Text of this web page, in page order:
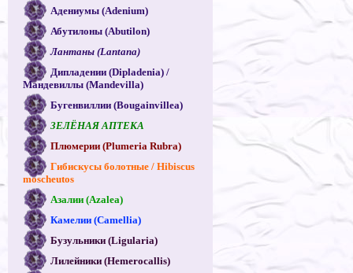
Адениумы (Adenium)
Абутилоны (Abutilon)
Лантаны (Lantana)
Дипладении (Dipladenia) /
Мандевиллы (Mandevilla)
Бугенвиллии (Bougainvillea)
ЗЕЛЁНАЯ АПТЕКА
Плюмерии (Plumeria Rubra)
Гибискусы болотные / Hibiscus
moscheutos
Азалии (Azalea)
Камелии (Camellia)
Бузульники (Ligularia)
Лилейники (Hemerocallis)